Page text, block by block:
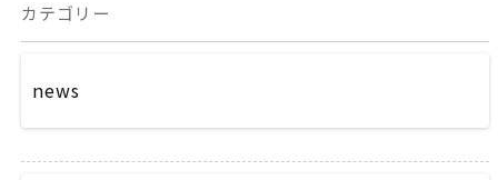
カテゴリー
news